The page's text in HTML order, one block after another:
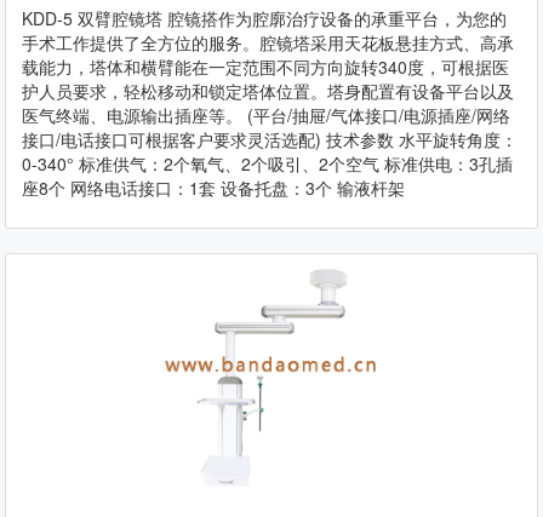
KDD-5 双臂腔镜塔 腔镜搭作为腔廓治疗设备的承重平台，为您的
手术工作提供了全方位的服务。腔镜塔采用天花板悬挂方式、高承
载能力，塔体和横臂能在一定范围不同方向旋转340度，可根据医
护人员要求，轻松移动和锁定塔体位置。塔身配置有设备平台以及
医气终端、电源输出插座等。 (平台/抽屉/气体接口/电源插座/网络
接口/电话接口可根据客户要求灵活选配) 技术参数 水平旋转角度：
0-340° 标准供气：2个氧气、2个吸引、2个空气 标准供电：3孔插
座8个 网络电话接口：1套 设备托盘：3个 输液杆架